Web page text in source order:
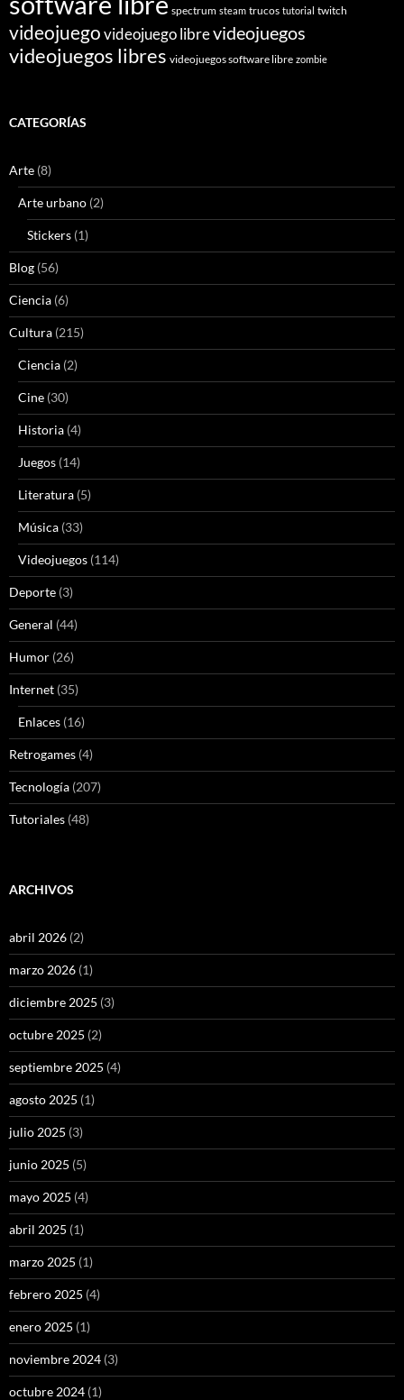
spectrum steam trucos tutorial twitch
videojuegovideojuego librevideojuegos
videojuegos libres videojuegos software libre zombie
CATEGORÍAS
Arte (8)
Arte urbano (2)
Stickers (1)
Blog (56)
Ciencia (6)
Cultura (215)
Ciencia (2)
Cine (30)
Historia (4)
Juegos (14)
Literatura (5)
Música (33)
Videojuegos (114)
Deporte (3)
General (44)
Humor (26)
Internet (35)
Enlaces (16)
Retrogames (4)
Tecnología (207)
Tutoriales (48)
ARCHIVOS
abril 2026 (2)
marzo 2026 (1)
diciembre 2025 (3)
octubre 2025 (2)
septiembre 2025 (4)
agosto 2025 (1)
julio 2025 (3)
junio 2025 (5)
mayo 2025 (4)
abril 2025 (1)
marzo 2025 (1)
febrero 2025 (4)
enero 2025 (1)
noviembre 2024 (3)
octubre 2024 (1)